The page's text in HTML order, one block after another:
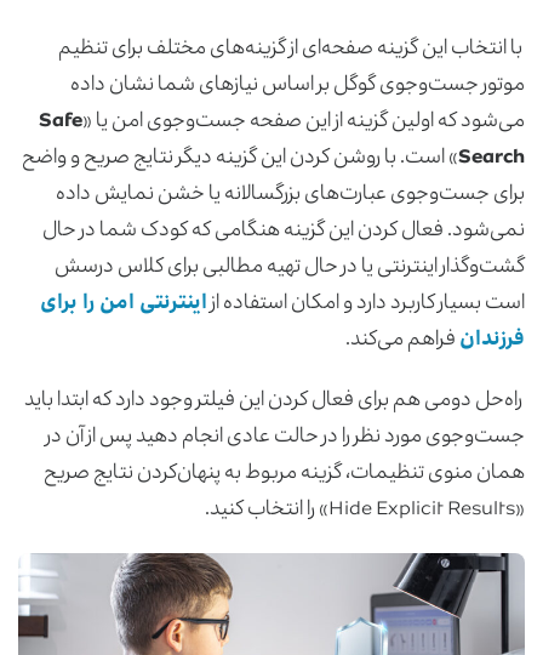
با انتخاب این گزینه صفحه‌ای از گزینه‌های مختلف برای تنظیم
موتور جست‌وجوی گوگل بر اساس نیاز‌های شما نشان داده
می‌شود که اولین گزینه از این صفحه جست‌وجوی امن یا «Safe
Search» است. با روشن کردن این گزینه دیگر نتایج صریح و واضح
برای جست‌وجوی عبارت‌های بزرگسالانه یا خشن نمایش داده
نمی‌شود. فعال کردن این گزینه هنگامی که کودک شما در حال
گشت‌وگذار اینترنتی یا در حال تهیه مطالبی برای کلاس درسش
است بسیار کاربرد دارد و امکان استفاده ازاینترنتی امن را برای
فرزندان فراهم می‌کند.
راه‌حل دومی هم برای فعال کردن این فیلتر وجود دارد که ابتدا باید
جست‌وجوی مورد نظر را در حالت عادی انجام دهید پس از آن در
همان منوی تنظیمات، گزینه مربوط به پنهان‌کردن نتایج صریح
«Hide Explicit Results» را انتخاب کنید.